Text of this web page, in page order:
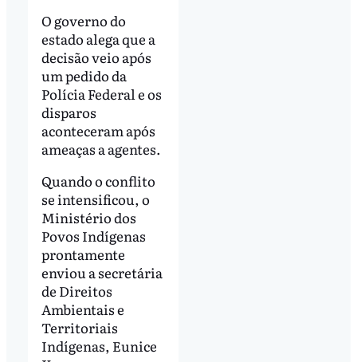
O governo do
estado alega que a
decisão veio após
um pedido da
Polícia Federal e os
disparos
aconteceram após
ameaças a agentes.
Quando o conflito
se intensificou, o
Ministério dos
Povos Indígenas
prontamente
enviou a secretária
de Direitos
Ambientais e
Territoriais
Indígenas, Eunice